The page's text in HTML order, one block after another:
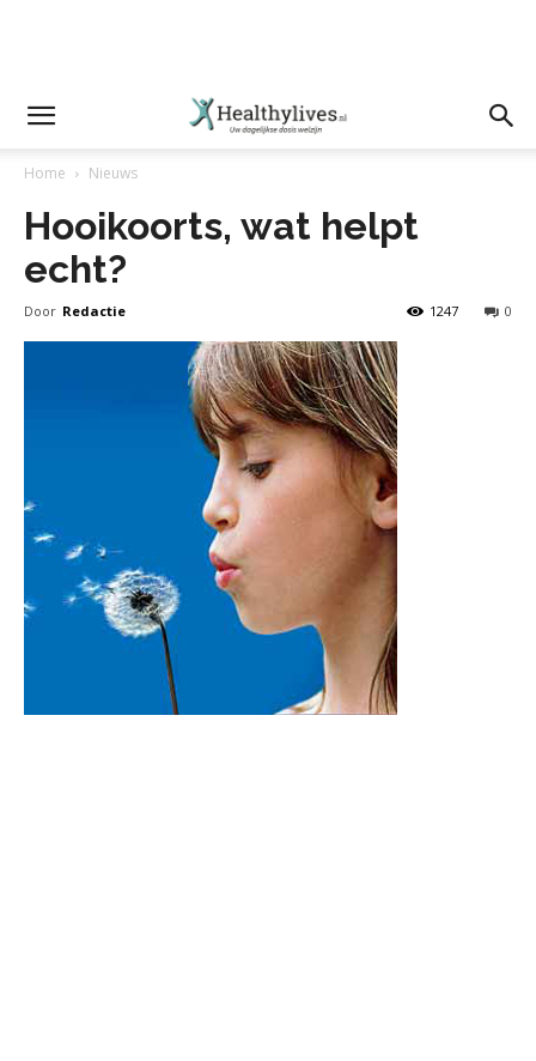
Home Nieuws
Hooikoorts, wat helpt
echt?
Door Redactie 0
1247